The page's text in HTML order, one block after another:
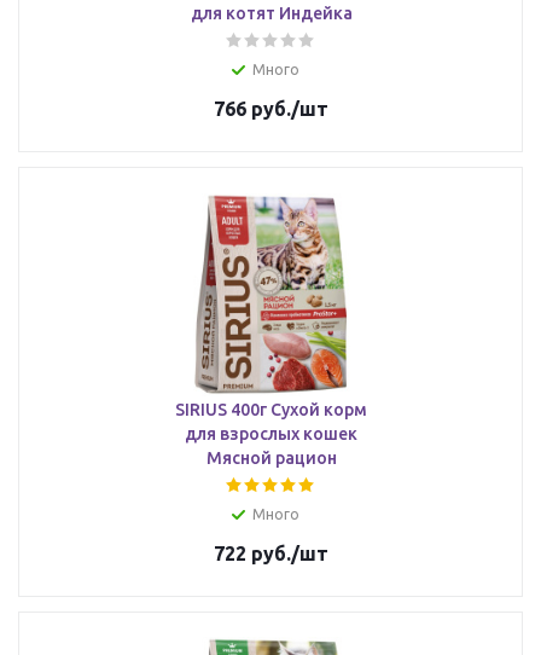
для котят Индейка
Много
766 руб./шт
SIRIUS 400г Сухой корм
для взрослых кошек
Мясной рацион
Много
722 руб./шт